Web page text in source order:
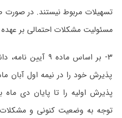
تسهیلات مربوط نیستند. در صورت
مسئولیت مشکلات احتمالی بر
۳- بر اساس ماده ۹
پذیرش خود را در نیمه اول آبان
پذیرش اولیه را تا پایان دی
توجه به وضعیت کنونی و